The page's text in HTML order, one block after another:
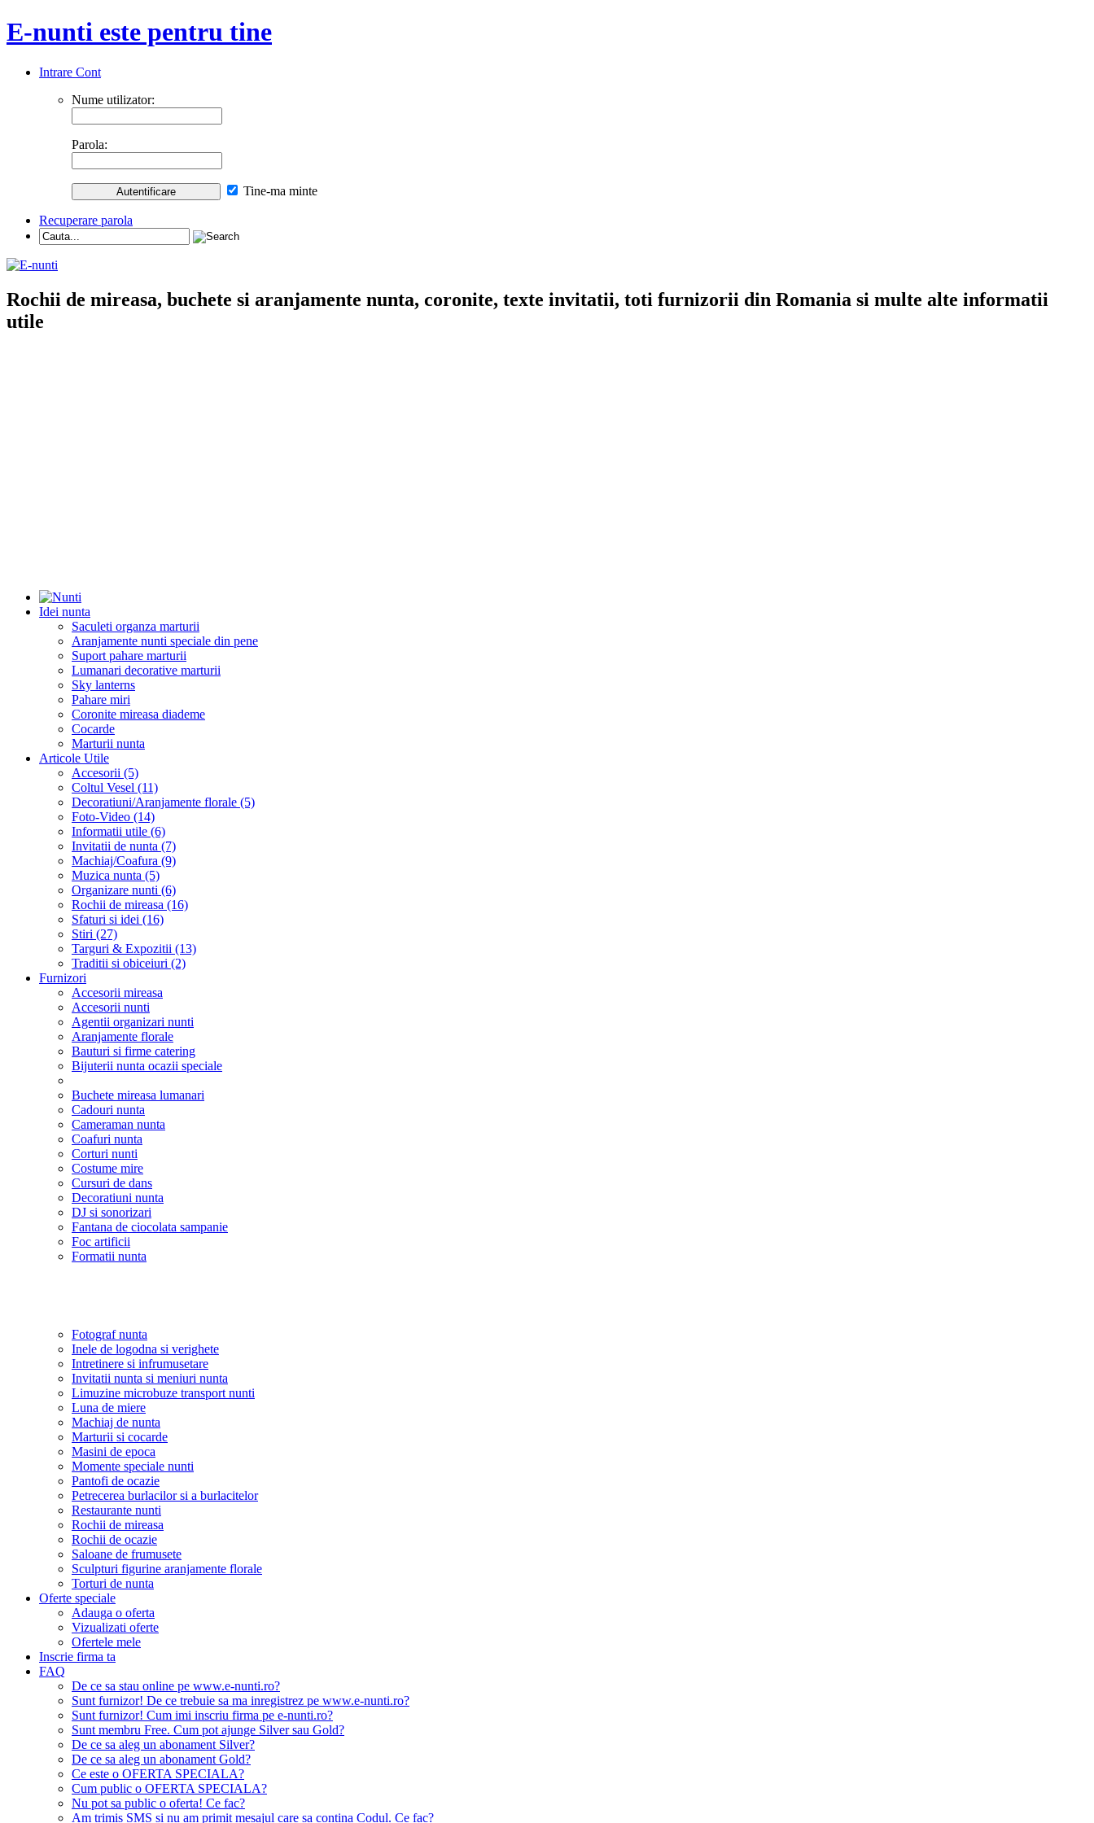
E-nunti este pentru tine
Intrare Cont
Nume utilizator:
Parola:
Tine-ma minte
Recuperare parola
Rochii de mireasa, buchete si aranjamente nunta, coronite, texte invitatii, toti furnizorii din Romania si multe alte informatii
utile
Idei nunta
Saculeti organza marturii
Aranjamente nunti speciale din pene
Suport pahare marturii
Lumanari decorative marturii
Sky lanterns
Pahare miri
Coronite mireasa diademe
Cocarde
Marturii nunta
Articole Utile
Accesorii (5)
Coltul Vesel (11)
Decoratiuni/Aranjamente florale (5)
Foto-Video (14)
Informatii utile (6)
Invitatii de nunta (7)
Machiaj/Coafura (9)
Muzica nunta (5)
Organizare nunti (6)
Rochii de mireasa (16)
Sfaturi si idei (16)
Stiri (27)
Targuri & Expozitii (13)
Traditii si obiceiuri (2)
Furnizori
Accesorii mireasa
Accesorii nunti
Agentii organizari nunti
Aranjamente florale
Bauturi si firme catering
Bijuterii nunta ocazii speciale
Buchete mireasa lumanari
Cadouri nunta
Cameraman nunta
Coafuri nunta
Corturi nunti
Costume mire
Cursuri de dans
Decoratiuni nunta
DJ si sonorizari
Fantana de ciocolata sampanie
Foc artificii
Formatii nunta
Fotograf nunta
Inele de logodna si verighete
Intretinere si infrumusetare
Invitatii nunta si meniuri nunta
Limuzine microbuze transport nunti
Luna de miere
Machiaj de nunta
Marturii si cocarde
Masini de epoca
Momente speciale nunti
Pantofi de ocazie
Petrecerea burlacilor si a burlacitelor
Restaurante nunti
Rochii de mireasa
Rochii de ocazie
Saloane de frumusete
Sculpturi figurine aranjamente florale
Torturi de nunta
Oferte speciale
Adauga o oferta
Vizualizati oferte
Ofertele mele
Inscrie firma ta
FAQ
De ce sa stau online pe www.e-nunti.ro?
Sunt furnizor! De ce trebuie sa ma inregistrez pe www.e-nunti.ro?
Sunt furnizor! Cum imi inscriu firma pe e-nunti.ro?
Sunt membru Free. Cum pot ajunge Silver sau Gold?
De ce sa aleg un abonament Silver?
De ce sa aleg un abonament Gold?
Ce este o OFERTA SPECIALA?
Cum public o OFERTA SPECIALA?
Nu pot sa public o oferta! Ce fac?
Am trimis SMS si nu am primit mesajul care sa contina Codul. Ce fac?